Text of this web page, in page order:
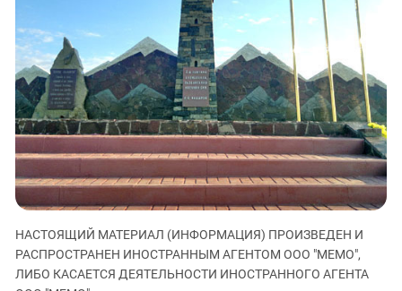
ЗАСТАВЛЯЕТ
КАВКАЗ ЗА ПАЛЕСТИНУ
ИНАКОМЫСЛИЕ В ЧЕЧНЕ
ПРЕСЛЕДОВАНИЕ АКТИВИСТОВ
МОБИЛИЗАЦИЯ И ПРОТЕСТЫ
Ингушетия
Кабардино-Балкария
Калмыкия
Карачаево-Черкесия
Краснодарский край
Нагорный Карабах
Российская Федерация
Ростовская область
НАСТОЯЩИЙ МАТЕРИАЛ (ИНФОРМАЦИЯ) ПРОИЗВЕДЕН И
РАСПРОСТРАНЕН ИНОСТРАННЫМ АГЕНТОМ ООО "МЕМО",
ЛИБО КАСАЕТСЯ ДЕЯТЕЛЬНОСТИ ИНОСТРАННОГО АГЕНТА